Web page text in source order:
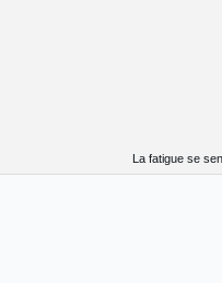
La fatigue se